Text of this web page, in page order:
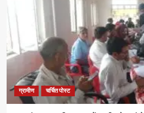
ग्रामीण चर्चित पोस्ट